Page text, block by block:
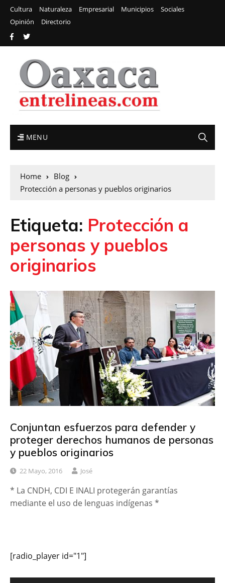
Cultura Naturaleza Empresarial Municipios
Sociales
Opinión
Directorio
MENU
Home
Blog
Protección a personas y pueblos originarios
Etiqueta: Protección a
personas y pueblos
originarios
Conjuntan esfuerzos para defender y
proteger derechos humanos de personas
y pueblos originarios
22 Mayo, 2016 José
* La CNDH, CDI E INALI protegerán garantías
mediante el uso de lenguas indígenas *
[radio_player id="1"]